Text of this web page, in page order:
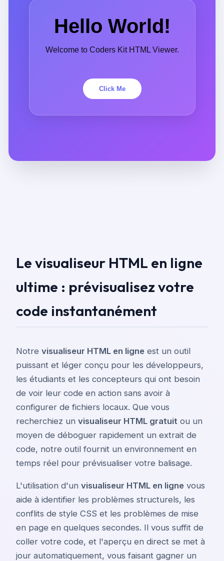
Le visualiseur HTML en ligne
ultime : prévisualisez votre
code instantanément
Notre visualiseur HTML en ligne est un outil
puissant et léger conçu pour les développeurs,
les étudiants et les concepteurs qui ont besoin
de voir leur code en action sans avoir à
configurer de fichiers locaux. Que vous
recherchiez un visualiseur HTML gratuit ou un
moyen de déboguer rapidement un extrait de
code, notre outil fournit un environnement en
temps réel pour prévisualiser votre balisage.
L'utilisation d'un visualiseur HTML en ligne vous
aide à identifier les problèmes structurels, les
conflits de style CSS et les problèmes de mise
en page en quelques secondes. Il vous suffit de
coller votre code, et l'aperçu en direct se met à
jour automatiquement, vous faisant gagner un